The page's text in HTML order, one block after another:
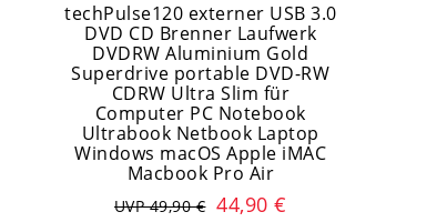
techPulse120 externer USB 3.0
DVD CD Brenner Laufwerk
DVDRW Aluminium Gold
Superdrive portable DVD-RW
CDRW Ultra Slim für
Computer PC Notebook
Ultrabook Netbook Laptop
Windows macOS Apple iMAC
Macbook Pro Air
UVP 49,90 € 44,90 €